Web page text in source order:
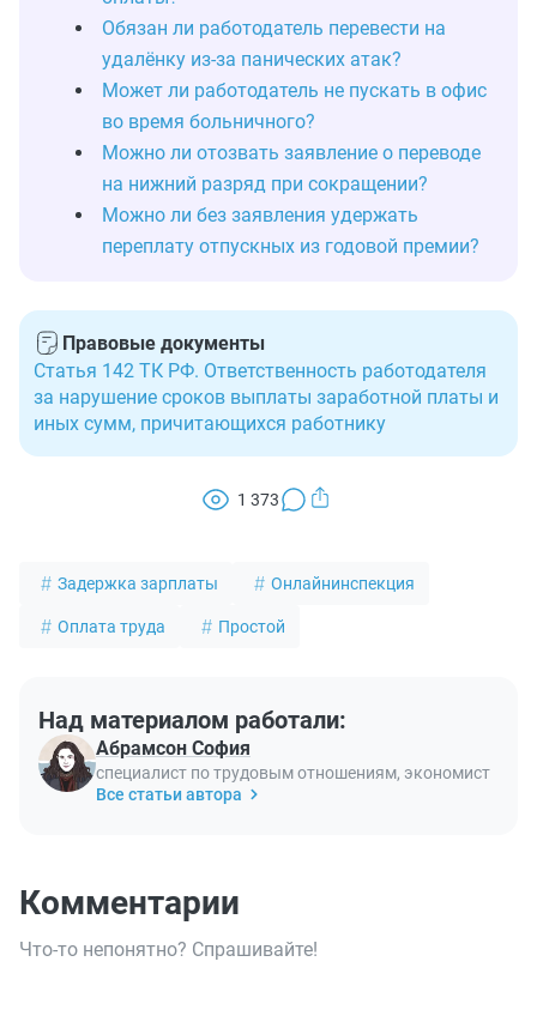
Обязан ли работодатель перевести на
удалёнку из‑за панических атак?
Может ли работодатель не пускать в офис
во время больничного?
Можно ли отозвать заявление о переводе
на нижний разряд при сокращении?
Можно ли без заявления удержать
переплату отпускных из годовой премии?
Правовые документы
Статья 142 ТК РФ. Ответственность работодателя
за нарушение сроков выплаты заработной платы и
иных сумм, причитающихся работнику
1 373
Задержка зарплаты Онлайнинспекция
Оплата труда Простой
Над материалом работали:
Абрамсон София
специалист по трудовым отношениям, экономист
Все статьи автора
Комментарии
Что-то непонятно? Спрашивайте!